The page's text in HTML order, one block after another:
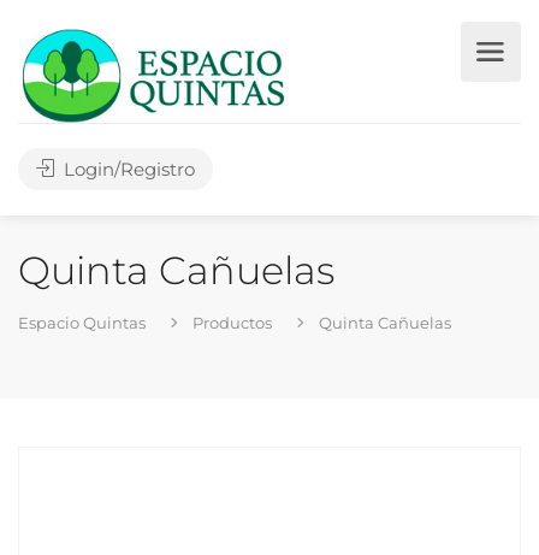
Login/Registro
Quinta Cañuelas
Espacio Quintas Productos Quinta Cañuelas